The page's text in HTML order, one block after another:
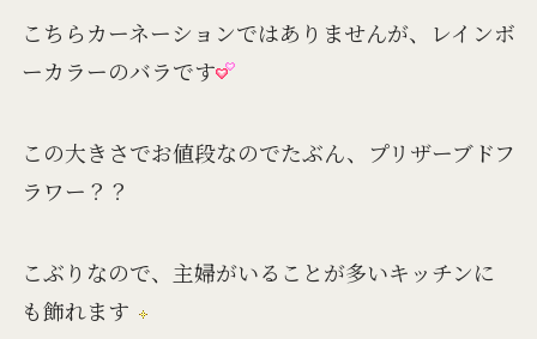
こちらカーネーションではありませんが、レインボ
ーカラーのバラです
この大きさでお値段なのでたぶん、プリザーブドフ
ラワー？？
こぶりなので、主婦がいることが多いキッチンに
も飾れます